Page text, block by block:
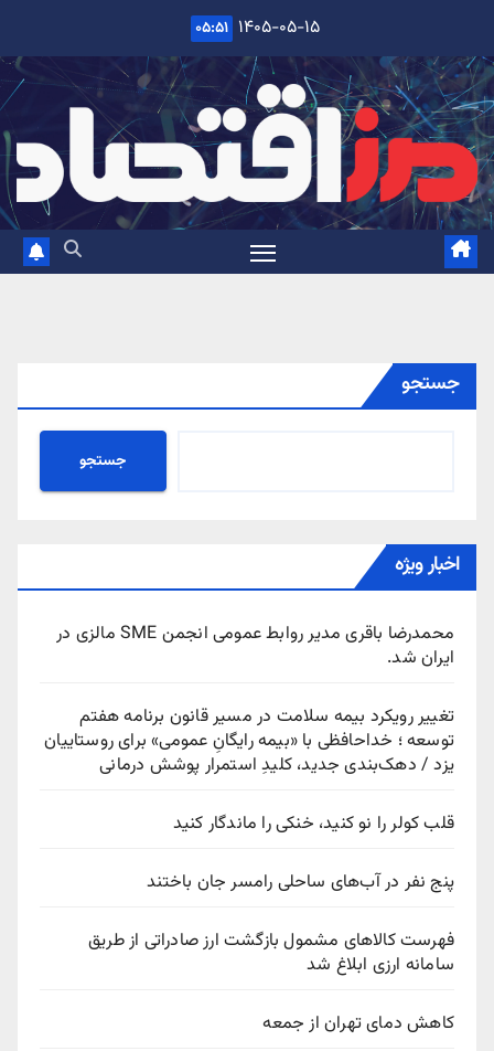
content
۱۴۰۵-۰۵-۱۵ ۰۵:۵۱
جستجو
جستجو
اخبار ویژه
محمدرضا باقری مدیر روابط عمومی انجمن SME مالزی در
ایران شد.
تغییر رویکرد بیمه سلامت در مسیر قانون برنامه هفتم
توسعه ؛ خداحافظی با «بیمه رایگانِ عمومی» برای روستاییان
یزد / دهک‌بندی جدید، کلیدِ استمرار پوشش درمانی
قلب کولر را نو کنید، خنکی را ماندگار کنید
پنج نفر در آب‌های ساحلی رامسر جان باختند
فهرست کالاهای مشمول بازگشت ارز صادراتی از طریق
سامانه ارزی ابلاغ شد
کاهش دمای تهران از جمعه